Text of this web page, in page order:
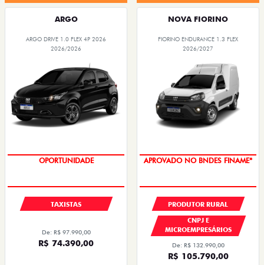
ARGO
ARGO DRIVE 1.0 FLEX 4P 2026
2026/2026
OPORTUNIDADE
TAXISTAS
De: R$ 97.990,00
R$ 74.390,00
NOVA FIORINO
FIORINO ENDURANCE 1.3 FLEX
2026/2027
APROVADO NO BNDES FINAME*
PRODUTOR RURAL
CNPJ E
MICROEMPRESÁRIOS
De: R$ 132.990,00
R$ 105.790,00